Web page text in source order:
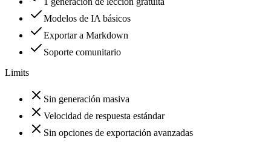
Modelos de IA básicos
Exportar a Markdown
Soporte comunitario
Limits
Sin generación masiva
Velocidad de respuesta estándar
Sin opciones de exportación avanzadas